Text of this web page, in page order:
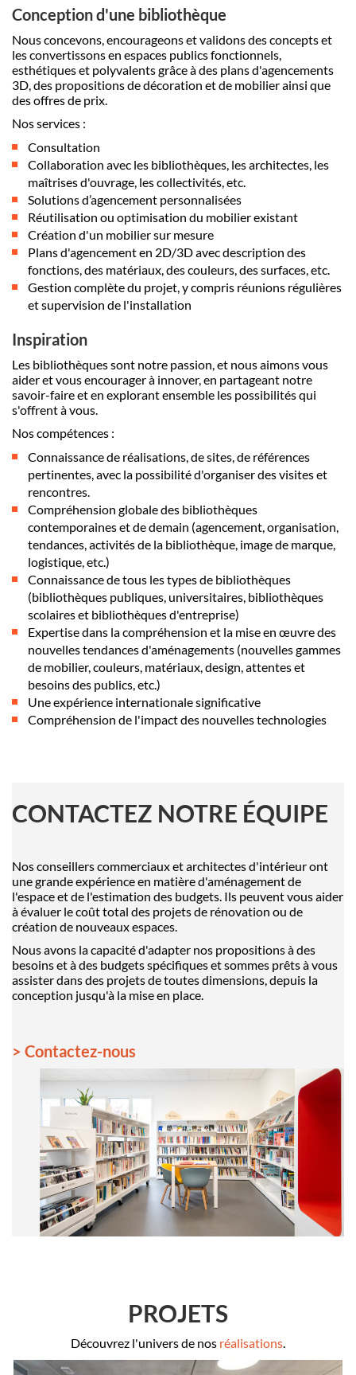
Conception d'une bibliothèque
Nous concevons, encourageons et validons des concepts et
les convertissons en espaces publics fonctionnels,
esthétiques et polyvalents grâce à des plans d'agencements
3D, des propositions de décoration et de mobilier ainsi que
des offres de prix.
Nos services :
Consultation
Collaboration avec les bibliothèques, les architectes, les
maîtrises d'ouvrage, les collectivités, etc.
Solutions d’agencement personnalisées
Réutilisation ou optimisation du mobilier existant
Création d'un mobilier sur mesure
Plans d'agencement en 2D/3D avec description des
fonctions, des matériaux, des couleurs, des surfaces, etc.
Gestion complète du projet, y compris réunions régulières
et supervision de l'installation
Inspiration
Les bibliothèques sont notre passion, et nous aimons vous
aider et vous encourager à innover, en partageant notre
savoir-faire et en explorant ensemble les possibilités qui
s'offrent à vous.
Nos compétences :
Connaissance de réalisations, de sites, de références
pertinentes, avec la possibilité d'organiser des visites et
rencontres.
Compréhension globale des bibliothèques
contemporaines et de demain (agencement, organisation,
tendances, activités de la bibliothèque, image de marque,
logistique, etc.)
Connaissance de tous les types de bibliothèques
(bibliothèques publiques, universitaires, bibliothèques
scolaires et bibliothèques d'entreprise)
Expertise dans la compréhension et la mise en œuvre des
nouvelles tendances d'aménagements (nouvelles gammes
de mobilier, couleurs, matériaux, design, attentes et
besoins des publics, etc.)
Une expérience internationale significative
Compréhension de l'impact des nouvelles technologies
CONTACTEZ NOTRE ÉQUIPE
Nos conseillers commerciaux et architectes d'intérieur ont
une grande expérience en matière d'aménagement de
l'espace et de l'estimation des budgets. Ils peuvent vous aider
à évaluer le coût total des projets de rénovation ou de
création de nouveaux espaces.
Nous avons la capacité d'adapter nos propositions à des
besoins et à des budgets spécifiques et sommes prêts à vous
assister dans des projets de toutes dimensions, depuis la
conception jusqu'à la mise en place.
> Contactez-nous
PROJETS
Découvrez l'univers de nos réalisations.